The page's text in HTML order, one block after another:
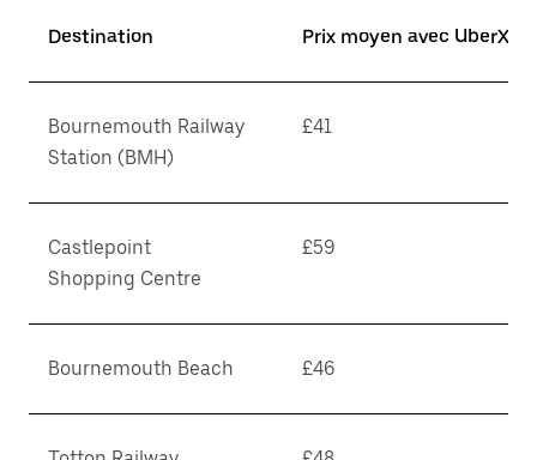
Destination Prix moyen avec UberX*
Bournemouth Railway
Station (BMH)
£41
Castlepoint
Shopping Centre
£59
Bournemouth Beach £46